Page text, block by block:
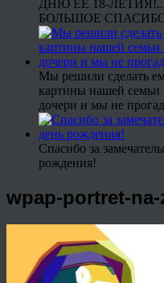
ДНЮ ЕЕ 18-
БОЛЬШОЕ
Мы решили сделать
картины нашей
дочери и мы не
Спасибо за
рождения!
wpap-portret-na-